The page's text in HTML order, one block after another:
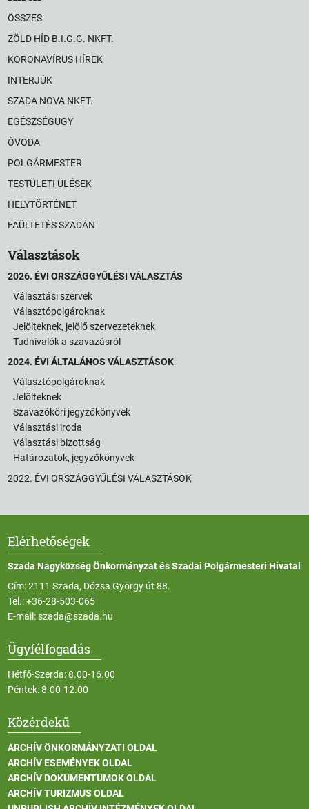
ÖSSZES
ZÖLD HÍD B.I.G.G. NKFT.
KORONAVÍRUS HÍREK
INTERJÚK
SZADA NOVA NKFT.
EGÉSZSÉGÜGY
ÓVODA
POLGÁRMESTER
TESTÜLETI ÜLÉSEK
HELYTÖRTÉNET
FAÜLTETÉS SZADÁN
Választások
2026. ÉVI ORSZÁGGYŰLÉSI VÁLASZTÁS
Választási szervek
Választópolgároknak
Jelölteknek, jelölő szervezeteknek
Tudnivalók a szavazásról
2024. ÉVI ÁLTALÁNOS VÁLASZTÁSOK
Választópolgároknak
Jelölteknek
Szavazóköri jegyzőkönyvek
Választási iroda
Választási bizottság
Határozatok, jegyzőkönyvek
2022. ÉVI ORSZÁGGYŰLÉSI VÁLASZTÁSOK
Elérhetőségek
Szada Nagyközség Önkormányzat és Szadai Polgármesteri Hivatal
Cím: 2111 Szada, Dózsa György út 88.
Tel.:+36-28-503-065
E-mail:szada@szada.hu
Ügyfélfogadás
Hétfő-Szerda: 8.00-16.00
Péntek: 8.00-12.00
Közérdekű
ARCHÍV ÖNKORMÁNYZATI OLDAL
ARCHÍV ESEMÉNYEK OLDAL
ARCHÍV DOKUMENTUMOK OLDAL
ARCHÍV TURIZMUS OLDAL